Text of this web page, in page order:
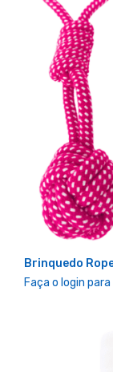
Brinquedo
Faça o login